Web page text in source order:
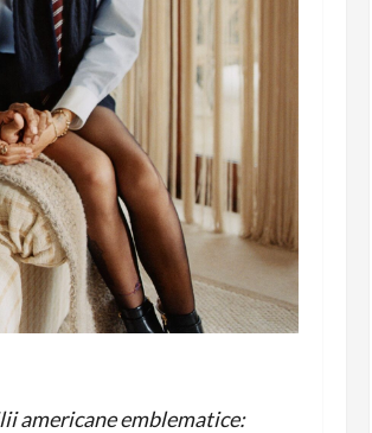
americane emblematice: